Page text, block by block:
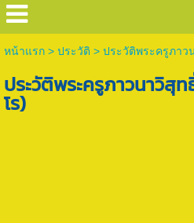
หน้าแรก > ประวัติ > ประวัติพระครูภา
ประวัติพระครูภาวนาวิ
โร)